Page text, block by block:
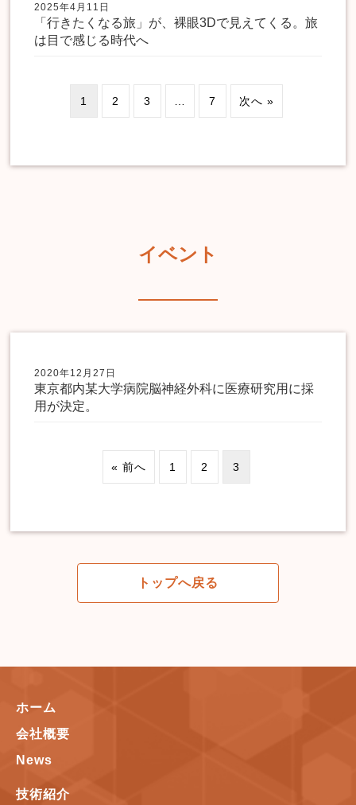
2025年4月11日
「行きたくなる旅」が、裸眼3Dで見えてくる。旅
は目で感じる時代へ
1 2 3 7 次へ »
イベント
2020年12月27日
東京都内某大学病院脳神経外科に医療研究用に採
用が決定。
« 前へ 1 2 3
トップへ戻る
ホーム
会社概要
News
技術紹介